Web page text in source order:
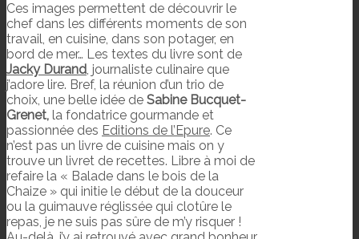
Ces images permettent de découvrir le
chef dans les différents moments de son
travail, en cuisine, dans son potager, en
bord de mer… Les textes du livre sont de
Jacky Durand, journaliste culinaire que
j’adore lire. Bref, la réunion d’un trio de
choix, une belle idée de Sabine Bucquet-
Grenet, la fondatrice gourmande et
passionnée des Editions de l’Epure. Ce
n’est pas un livre de cuisine mais on y
trouve un livret de recettes. Libre à moi de
refaire la « Balade dans le bois de la
Chaize » qui initie le début de la douceur
ou la guimauve réglissée qui clotûre le
repas, je ne suis pas sûre de m’y risquer !